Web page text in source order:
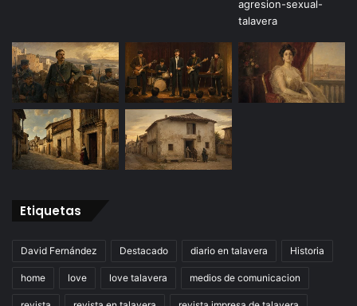
Etiquetas
David Fernández Destacado diario en talavera Historia
home love love talavera medios de comunicacion